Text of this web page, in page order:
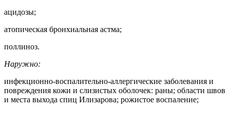
ацидозы;
атопическая бронхиальная астма;
поллиноз.
Наружно:
инфекционно-воспалительно-аллергические заболевания и
повреждения кожи и слизистых оболочек: раны; области швов
и места выхода спиц Илизарова; рожистое воспаление;